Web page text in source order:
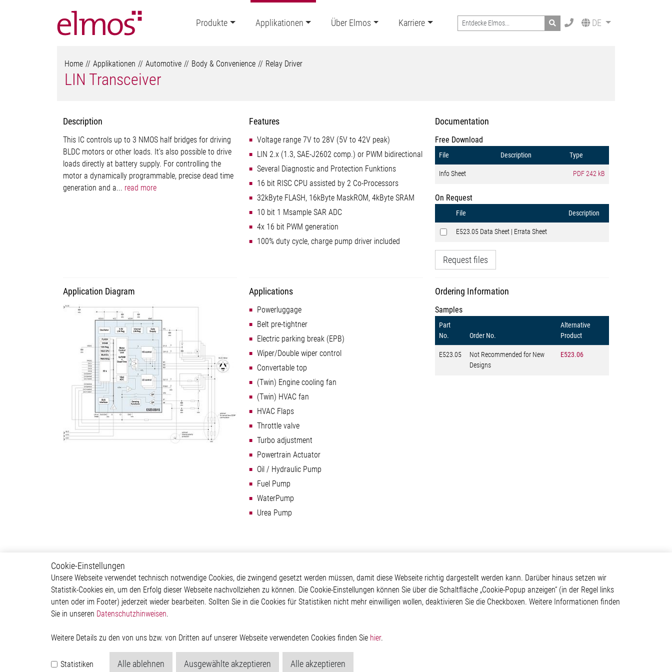
Produkte Applikationen Über Elmos Karriere Search DE
Home Applikationen Automotive Body & Convenience Relay Driver
LIN Transceiver
Description
This IC controls up to 3 NMOS half bridges for driving
BLDC motors or other loads. It’s also possible to drive
loads directly at battery supply. For controlling the
motor a dynamically programmable, precise dead time
generation and a... read more
Features
Voltage range 7V to 28V (5V to 42V peak)
LIN 2.x (1.3, SAE-J2602 comp.) or PWM bidirectional
Several Diagnostic and Protection Funktions
16 bit RISC CPU assisted by 2 Co-Processors
32kByte FLASH, 16kByte MaskROM, 4kByte SRAM
10 bit 1 Msample SAR ADC
4x 16 bit PWM generation
100% duty cycle, charge pump driver included
Documentation
Free Download
File Description Type
Info Sheet PDF242 kB
On Request
File Description
E523.05 Data Sheet | Errata Sheet
Request files
Application Diagram Applications
Powerluggage
Belt pre-tightner
Electric parking break (EPB)
Wiper/Double wiper control
Convertable top
(Twin) Engine cooling fan
(Twin) HVAC fan
HVAC Flaps
Throttle valve
Turbo adjustment
Powertrain Actuator
Oil / Hydraulic Pump
Fuel Pump
WaterPump
Urea Pump
Ordering Information
Samples
Part
No.
Order No.
Alternative
Product
E523.05
Not Recommended for New
Designs
E523.06
Body & Convenience
Actuator
Comfort
HVAC System
Power Supply
Automotive
ADAS & Safety
Body & Convenience
Powertrain
Über Elmos
Unternehmen
Investor
Weitere Links
Glossar
Kontakt
Kontakt
Elmos Semiconductor SE
Werkstättenstraße 18
Cookie-Einstellungen
Unsere Webseite verwendet technisch notwendige Cookies, die zwingend gesetzt werden müssen, damit diese Webseite richtig dargestellt werden kann. Darüber hinaus setzen wir
Statistik-Cookies ein, um den Erfolg dieser Webseite nachvollziehen zu können. Die Cookie-Einstellungen können Sie über die Schaltfläche „Cookie-Popup anzeigen“ (in der Regel links
unten oder im Footer) jederzeit wieder bearbeiten. Sollten Sie in die Cookies für Statistiken nicht mehr einwilligen wollen, deaktivieren Sie die Checkboxen. Weitere Informationen finden
Sie in unseren Datenschutzhinweisen.
Weitere Details zu den von uns bzw. von Dritten auf unserer Webseite verwendeten Cookies finden Sie hier.
Statistiken Alle ablehnen Ausgewählte akzeptieren Alle akzeptieren